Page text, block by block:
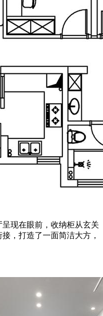
现在眼前，收纳柜从玄关
，打造了一面简洁大方，